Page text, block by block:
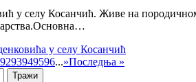
у селу Косанчић. Живе на
у селу Косанчић
9293949596...»Последња »